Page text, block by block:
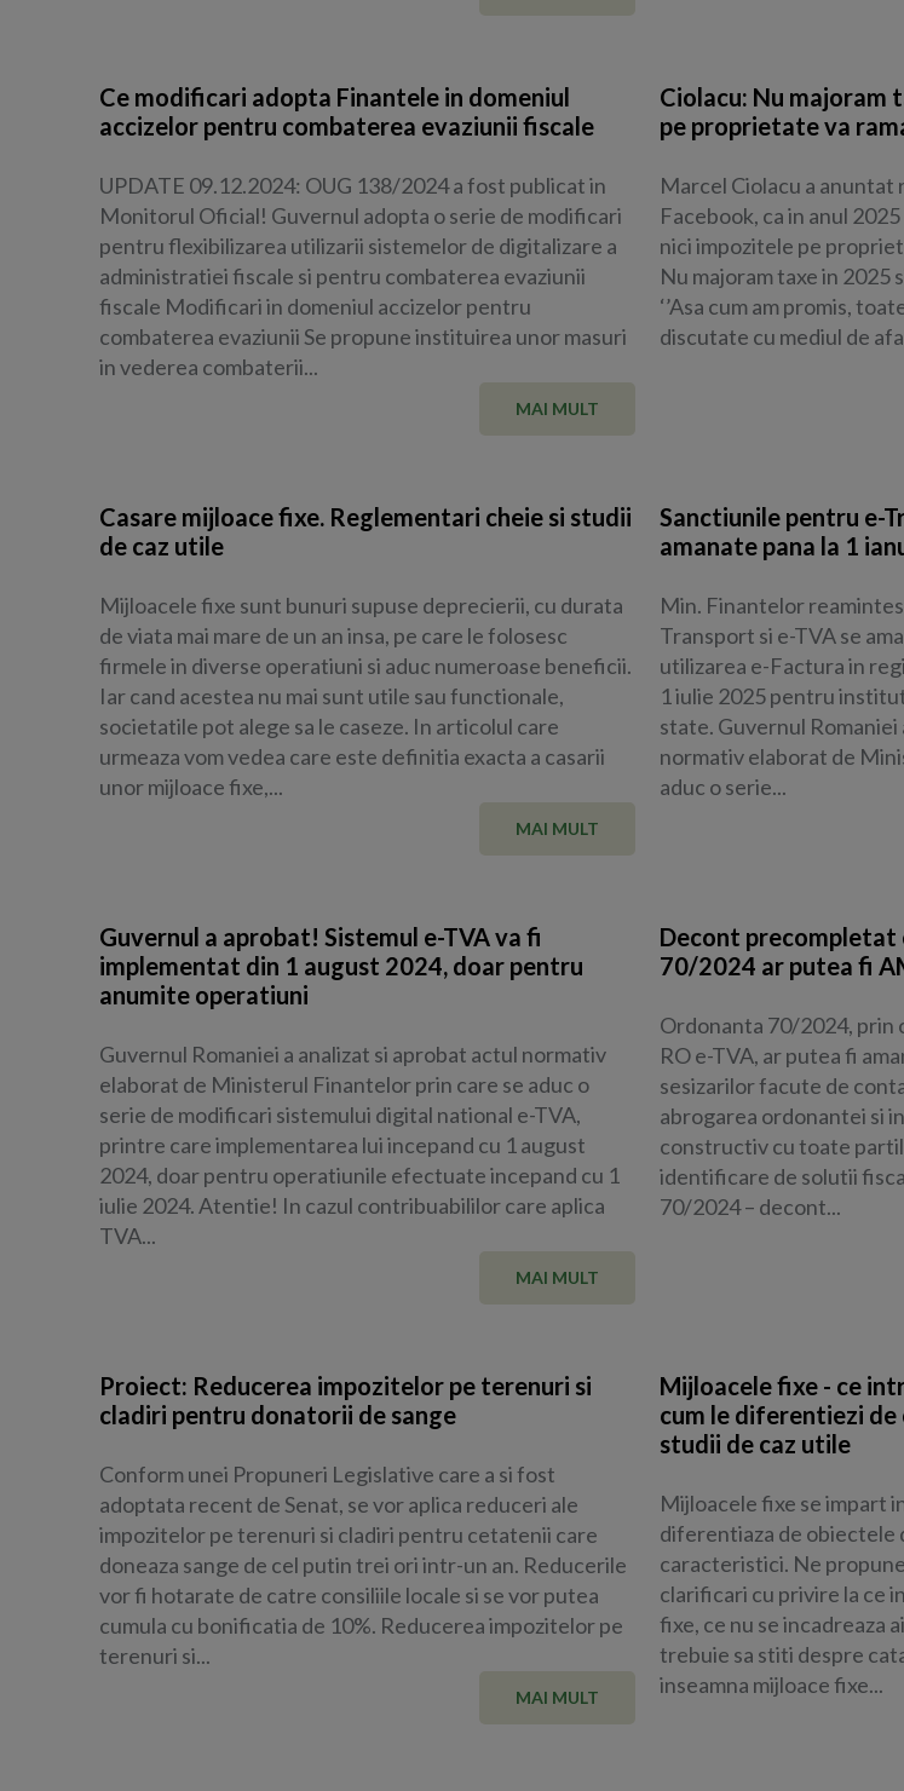
Ce modificari adopta Finantele in domeniul
accizelor pentru combaterea evaziunii fiscale
UPDATE 09.12.2024: OUG 138/2024 a fost publicat in
Monitorul Oficial! Guvernul adopta o serie de modificari
pentru flexibilizarea utilizarii sistemelor de digitalizare a
administratiei fiscale si pentru combaterea evaziunii
fiscale Modificari in domeniul accizelor pentru
combaterea evaziunii Se propune instituirea unor masuri
in vederea combaterii...
MAI MULT
Ciolacu: Nu majoram
pe proprietate va
Marcel Ciolacu a anuntat
Facebook, ca in anul
nici impozitele pe
Nu majoram taxe in
‘’Asa cum am promis,
discutate cu mediul de
Casare mijloace fixe. Reglementari cheie si studii
de caz utile
Mijloacele fixe sunt bunuri supuse deprecierii, cu durata
de viata mai mare de un an insa, pe care le folosesc
firmele in diverse operatiuni si aduc numeroase beneficii.
Iar cand acestea nu mai sunt utile sau functionale,
societatile pot alege sa le caseze. In articolul care
urmeaza vom vedea care este definitia exacta a casarii
unor mijloace fixe,...
MAI MULT
Sanctiunile pentru e-
amanate pana la 1
Min. Finantelor
Transport si e-TVA se
utilizarea e-Factura in
1 iulie 2025 pentru
state. Guvernul
normativ elaborat de
aduc o serie...
Guvernul a aprobat! Sistemul e-TVA va fi
implementat din 1 august 2024, doar pentru
anumite operatiuni
Guvernul Romaniei a analizat si aprobat actul normativ
elaborat de Ministerul Finantelor prin care se aduc o
serie de modificari sistemului digital national e-TVA,
printre care implementarea lui incepand cu 1 august
2024, doar pentru operatiunile efectuate incepand cu 1
iulie 2024. Atentie! In cazul contribuabililor care aplica
TVA...
MAI MULT
Decont precompletat
70/2024 ar putea fi
Ordonanta 70/2024, prin
RO e-TVA, ar putea fi
sesizarilor facute de
abrogarea ordonantei si
constructiv cu toate
identificare de solutii
70/2024 – decont...
Proiect: Reducerea impozitelor pe terenuri si
cladiri pentru donatorii de sange
Conform unei Propuneri Legislative care a si fost
adoptata recent de Senat, se vor aplica reduceri ale
impozitelor pe terenuri si cladiri pentru cetatenii care
doneaza sange de cel putin trei ori intr-un an. Reducerile
vor fi hotarate de catre consiliile locale si se vor putea
cumula cu bonificatia de 10%. Reducerea impozitelor pe
terenuri si...
MAI MULT
Mijloacele fixe - ce
cum le diferentiezi
studii de caz utile
Mijloacele fixe se impart
diferentiaza de obiectele
caracteristici. Ne
clarificari cu privire la ce
fixe, ce nu se incadreaza
trebuie sa stiti despre
inseamna mijloace fixe...